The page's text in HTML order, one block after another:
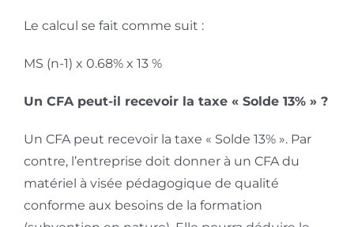
Le calcul se fait comme suit :
MS (n-1) x 0.68% x 13 %
Un CFA peut-il recevoir la taxe « Solde 13% » ?
Un CFA peut recevoir la taxe « Solde 13% ». Par
contre, l’entreprise doit donner à un CFA du
matériel à visée pédagogique de qualité
conforme aux besoins de la formation